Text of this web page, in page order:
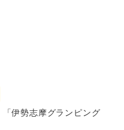
「伊勢志摩グランピング